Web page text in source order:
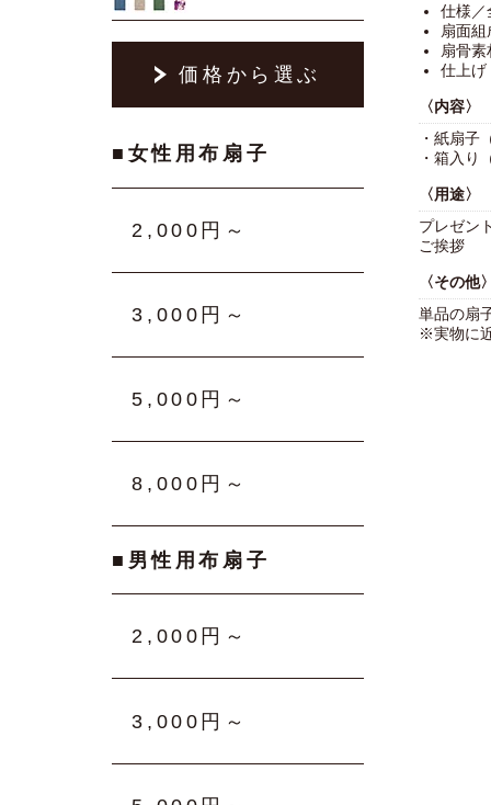
仕様
扇面
扇骨
仕上げ
〈内容〉
・紙扇子
・箱入り
〈用途〉
プレゼン
ご挨拶
〈その他
単品の扇
※実物に
価格から選ぶ
■女性用布扇子
2,000円～
3,000円～
5,000円～
8,000円～
■男性用布扇子
2,000円～
3,000円～